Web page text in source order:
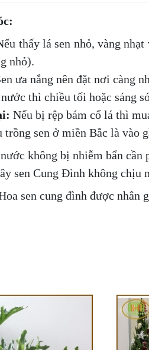
thấy lá sen nhỏ, vàng
nhỏ).
ưa nắng nên đặt nơi càng
thì chiều tối hoặc sáng
Nếu bị rệp bám cổ lá thì
sen ở miền Bắc là vào
không bị nhiễm bẩn cần
sen Cung Đình không chịu
sen cung đình được nhân